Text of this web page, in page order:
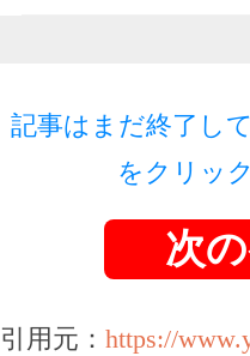
記事はまだ終了し
をクリッ
次
引用元： https://